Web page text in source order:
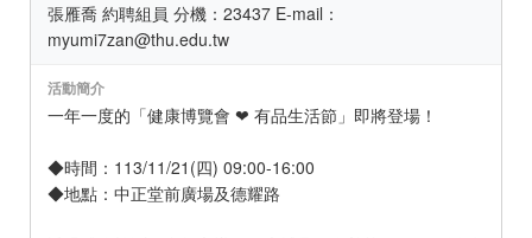
張雁喬 約聘組員 分機：23437 E-mail：
myumi7zan@thu.edu.tw
活動簡介
一年一度的「健康博覽會 ❤ 有品生活節」即將登場！
◆時間：113/11/21(四) 09:00-16:00
◆地點：中正堂前廣場及德耀路